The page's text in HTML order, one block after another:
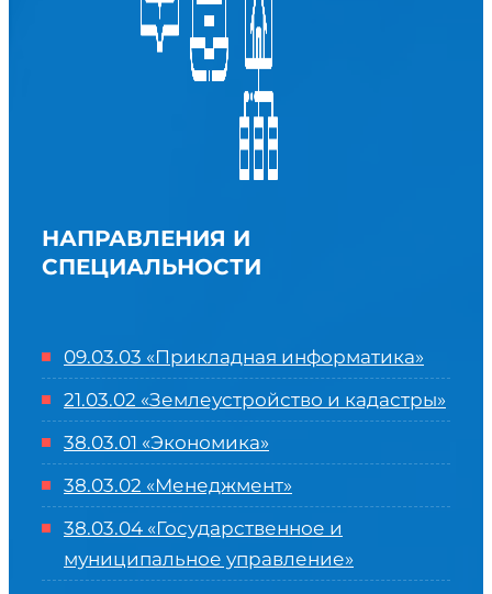
НАПРАВЛЕНИЯ И
СПЕЦИАЛЬНОСТИ
09.03.03 «Прикладная информатика»
21.03.02 «Землеустройство и кадастры»
38.03.01 «Экономика»
38.03.02 «Менеджмент»
38.03.04 «Государственное и
муниципальное управление»